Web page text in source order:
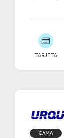
TARJETA
CAMA